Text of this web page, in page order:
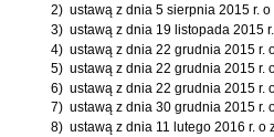
2) ustawą z dnia 5 sierpnia 2015 r.
3) ustawą z dnia 19 listopada 2015
4) ustawą z dnia 22 grudnia 2015 r.
5) ustawą z dnia 22 grudnia 2015 r.
6) ustawą z dnia 22 grudnia 2015 r.
7) ustawą z dnia 30 grudnia 2015 r.
8) ustawą z dnia 11 lutego 2016 r.